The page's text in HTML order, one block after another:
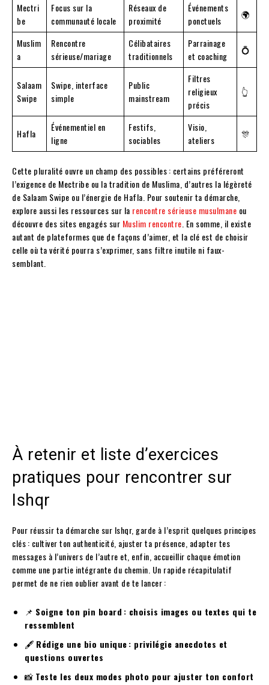
Mectri
be
Focus sur la
communauté locale
Réseaux de
proximité
Événements
ponctuels
🌍
Muslim
a
Rencontre
sérieuse/mariage
Célibataires
traditionnels
Parrainage
et coaching
💍
Salaam
Swipe
Swipe, interface
simple
Public
mainstream
Filtres
religieux
précis
👆
Hafla
Événementiel en
ligne
Festifs,
sociables
Visio,
ateliers
🎊
Cette pluralité ouvre un champ des possibles : certains préféreront
l’exigence de Mectribe ou la tradition de Muslima, d’autres la légèreté
de Salaam Swipe ou l’énergie de Hafla. Pour soutenir ta démarche,
explore aussi les ressources sur la rencontre sérieuse musulmane ou
découvre des sites engagés sur Muslim rencontre . En somme, il existe
autant de plateformes que de façons d’aimer, et la clé est de choisir
celle où ta vérité pourra s’exprimer, sans filtre inutile ni faux-
semblant.
À retenir et liste d’exercices
pratiques pour rencontrer sur
Ishqr
Pour réussir ta démarche sur Ishqr, garde à l’esprit quelques principes
clés : cultiver ton authenticité, ajuster ta présence, adapter tes
messages à l’univers de l’autre et, enfin, accueillir chaque émotion
comme une partie intégrante du chemin. Un rapide récapitulatif
permet de ne rien oublier avant de te lancer :
📌 Soigne ton pin board : choisis images ou textes qui te
ressemblent
🖋️ Rédige une bio unique : privilégie anecdotes et
questions ouvertes
📸 Teste les deux modes photo pour ajuster ton confort